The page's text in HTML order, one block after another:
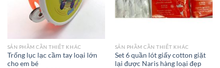
SẢN PHẦM CẦN THIẾT KHÁC
Trống lục lạc cầm tay loại lớn
cho em bé
SẢN PHẦM CẦN THIẾT KHÁC
Set 6 quần lót giấy cotton giặt
lại được Naris hàng loại đẹp